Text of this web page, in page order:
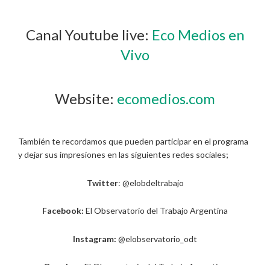
Canal Youtube live: Eco Medios en
Vivo
Website: ecomedios.com
También te recordamos que pueden participar en el programa
y dejar sus impresiones en las siguientes redes sociales;
Twitter: @elobdeltrabajo
Facebook: El Observatorio del Trabajo Argentina
Instagram: @elobservatorio_odt